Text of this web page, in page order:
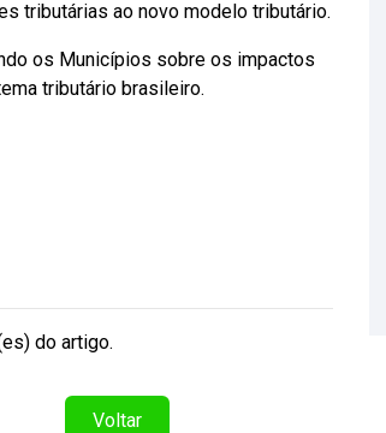
tributárias ao novo modelo tributário.
os Municípios sobre os impactos
tributário brasileiro.
do artigo.
Voltar